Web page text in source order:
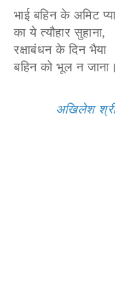
भाई बहिन के अमिट
का ये त्यौहार सुहाना,
रक्षाबंधन के दिन भैया
बहिन को भूल न जाना।
अखिलेश